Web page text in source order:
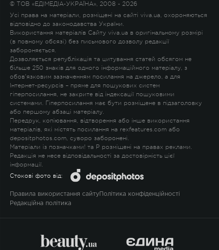
© ТОВ «ЕДІМЕДІА-УКРАЇНА», 2008 - 2026
Усі права на матеріали, розміщені на сайті viva.ua, охороняються
відповідно до законодавства України.
Використання матеріалів Сайту viva.ua в оригінальному розмірі
(в повному обсязі) без письмового дозволу редакції
забороняється.
Дозволяється републікація та цитування статей обсягом не
більше 250 знаків для одного інформаційного матеріалу, з
обов'язковим зазначенням посилання на джерело, а для
Інтернет-ресурсів – пряме для пошукових систем
гіперпосилання, не закрите від індексації пошуковими
системами. Гіперпосилання має бути розміщене в підзаголовку
або першому абзаці матеріалу.
Передрук, копіювання, відтворення або інше використання
матеріалів, які містять посилання на rexfeatures.com або
depositphotos.com, суворо заборонені.
Матеріали із позначками! та P розміщені на правах реклами.
Редакція не несе відповідальності за достовірність цієї
інформації.
Стокові фото від:
Правила використання сайту Політика конфіденційності
Редакційна політика